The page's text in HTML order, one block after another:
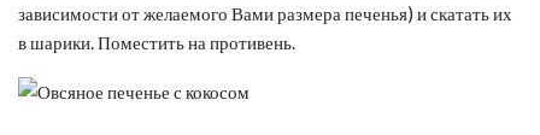
зависимости от желаемого Вами размера печенья) и скатать их
в шарики. Поместить на противень.